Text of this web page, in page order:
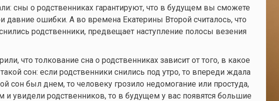
сны о родственниках гарантируют, что в будущем вы сможете
давние ошибки. А во времена Екатерины Второй считалось, что
родственники, предвещает наступление полосы везения
что толкование сна о родственниках зависит от того, в какое
сон: если родственники снились под утро, то впереди ждала
сон был днем, то человеку грозило недомогание или простуда,
и увидели родственников, то в будущем у вас появятся большие